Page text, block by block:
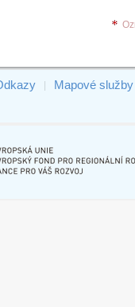
Mapové služby